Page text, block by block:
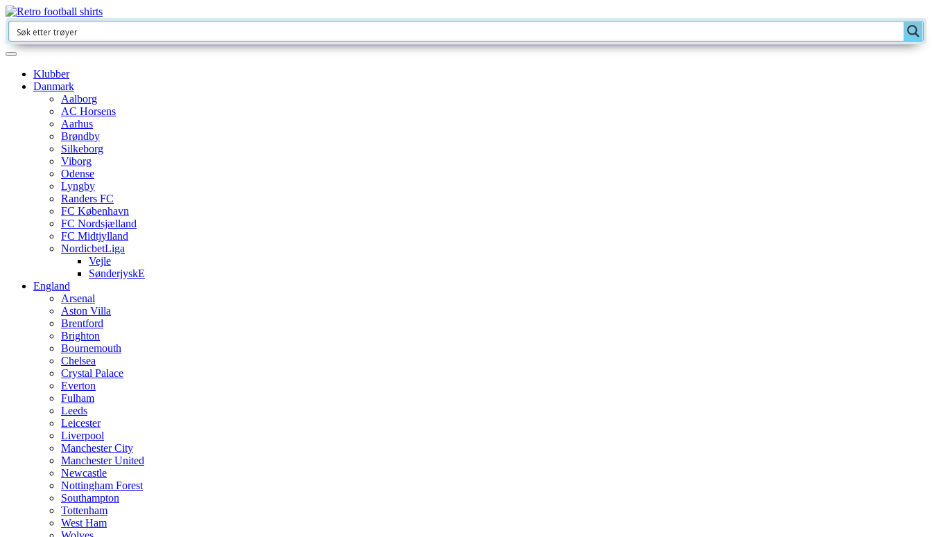
Klubber
Danmark
Aalborg
AC Horsens
Aarhus
Brøndby
Silkeborg
Viborg
Odense
Lyngby
Randers FC
FC København
FC Nordsjælland
FC Midtjylland
NordicbetLiga
Vejle
SønderjyskE
England
Arsenal
Aston Villa
Brentford
Brighton
Bournemouth
Chelsea
Crystal Palace
Everton
Fulham
Leeds
Leicester
Liverpool
Manchester City
Manchester United
Newcastle
Nottingham Forest
Southampton
Tottenham
West Ham